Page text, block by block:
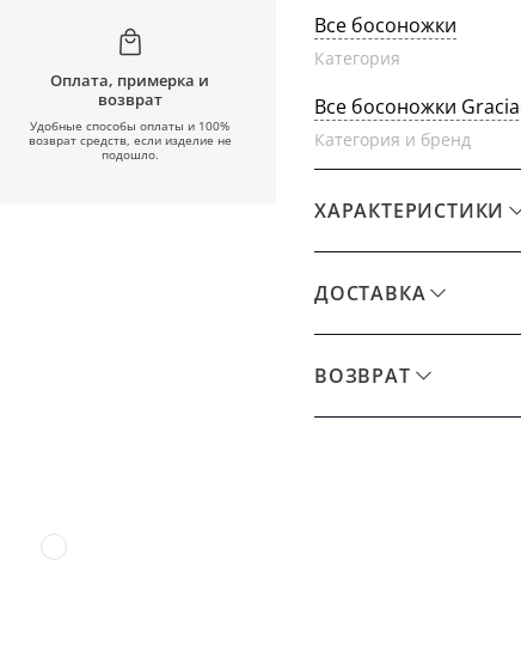
Оплата, примерка и
возврат
Удобные способы оплаты и 100%
возврат средств, если изделие не
подошло.
Все босоножки
Категория
Все босоножки
Категория и бренд
ХАРАКТЕРИСТИКИ
ДОСТАВКА
ВОЗВРАТ